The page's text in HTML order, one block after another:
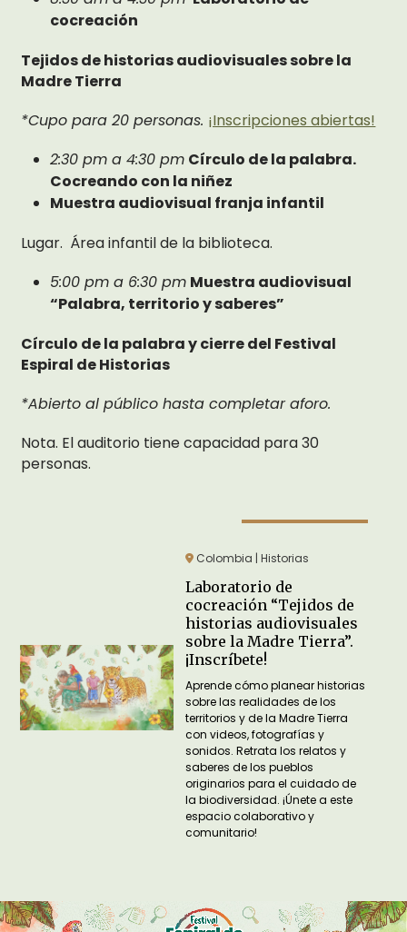
cocreación
Tejidos de historias audiovisuales sobre la
Madre Tierra
*Cupo para 20 personas. ¡Inscripciones abiertas!
2:30 pm a 4:30 pm Círculo de la palabra.
Cocreando con la niñez
Muestra audiovisual franja infantil
Lugar. Área infantil de la biblioteca.
5:00 pm a 6:30 pm Muestra audiovisual
“Palabra, territorio y saberes”
Círculo de la palabra y cierre del Festival
Espiral de Historias
*Abierto al público hasta completar aforo.
Nota. El auditorio tiene capacidad para 30
personas.
Colombia | Historias
Laboratorio de
cocreación “Tejidos de
historias audiovisuales
sobre la Madre Tierra”.
¡Inscríbete!
Aprende cómo planear historias
sobre las realidades de los
territorios y de la Madre Tierra
con videos, fotografías y
sonidos. Retrata los relatos y
saberes de los pueblos
originarios para el cuidado de
la biodiversidad. ¡Únete a este
espacio colaborativo y
comunitario!